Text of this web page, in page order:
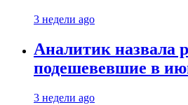
3 недели ago
Аналитик назвала
подешевевшие в
3 недели ago